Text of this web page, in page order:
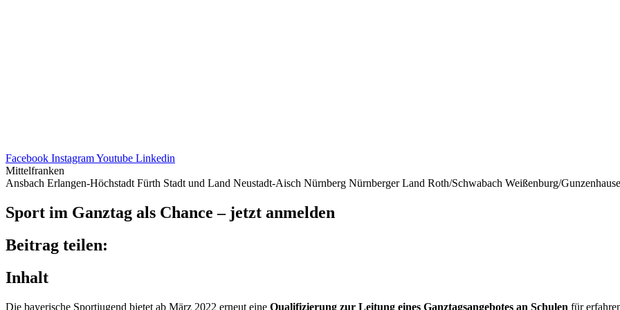
Facebook InstagramYoutube Linkedin
Mittelfranken
Ansbach Erlangen-Höchstadt Fürth Stadt und Land Neustadt-Aisch Nürnberg Nürnberger Land Roth/Schwabach Weißenburg/
Sport im Ganz­tag als Chance – jetzt anmelden
Beitrag teilen:
Inhalt
Die baye­ri­sche Sport­ju­gend bietet ab März 2022 erneut eine Quali­fi­zie­rung zur Leitung eines Ganz­tags­an­ge­bo­tes an Schu­len für